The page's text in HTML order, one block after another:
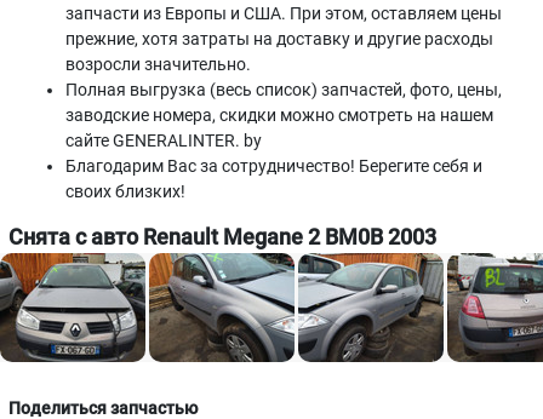
запчасти из Европы и США. При этом, оставляем цены
прежние, хотя затраты на доставку и другие расходы
возросли значительно.
Полная выгрузка (весь список) запчастей, фото, цены,
заводские номера, скидки можно смотреть на нашем
сайте GENERALINTER. by
Благодарим Вас за сотрудничество! Берегите себя и
своих близких!
Снята с авто Renault Megane 2 BM0B 2003
Поделиться запчастью